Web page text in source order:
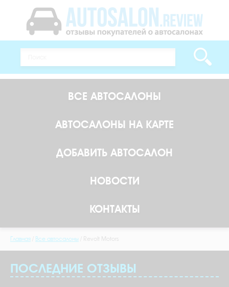
ВСЕ АВТОСАЛОНЫ
АВТОСАЛОНЫ НА КАРТЕ
ДОБАВИТЬ АВТОСАЛОН
НОВОСТИ
КОНТАКТЫ
Главная Все автосалоны Revolt Motors
ПОСЛЕДНИЕ ОТЗЫВЫ